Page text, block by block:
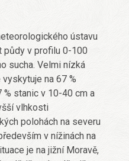
ústavu
půdy v profilu 0-100
sucha. Velmi nízká
na 67 %
% stanic v 10-40 cm a
vlhkosti
polohách na severu
v nížinách na
je na jižní Moravě,